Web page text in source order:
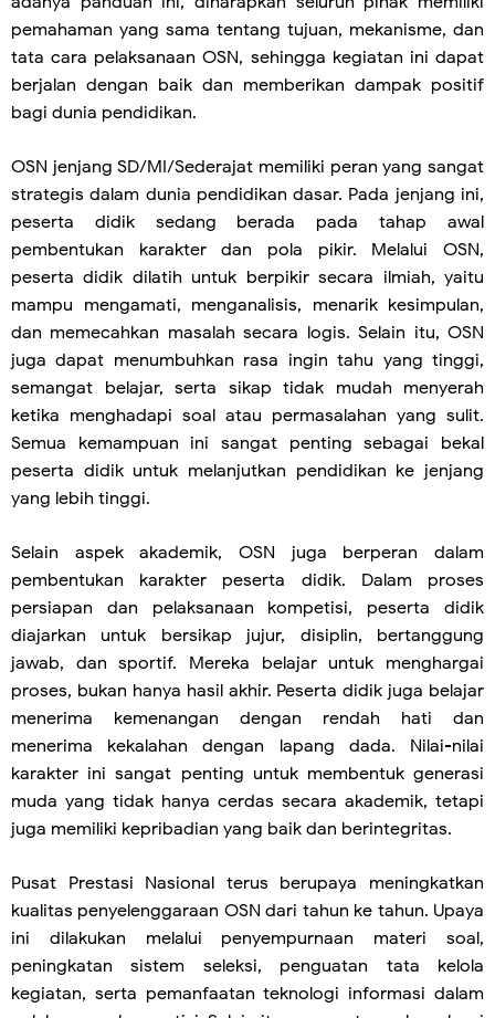
pemahaman yang sama tentang tujuan, mekanisme, dan
tata cara pelaksanaan OSN, sehingga kegiatan ini dapat
berjalan dengan baik dan memberikan dampak positif
bagi dunia pendidikan.
OSN jenjang SD/MI/Sederajat memiliki peran yang sangat
strategis dalam dunia pendidikan dasar. Pada jenjang ini,
peserta didik sedang berada pada tahap awal
pembentukan karakter dan pola pikir. Melalui OSN,
peserta didik dilatih untuk berpikir secara ilmiah, yaitu
mampu mengamati, menganalisis, menarik kesimpulan,
dan memecahkan masalah secara logis. Selain itu, OSN
juga dapat menumbuhkan rasa ingin tahu yang tinggi,
semangat belajar, serta sikap tidak mudah menyerah
ketika menghadapi soal atau permasalahan yang sulit.
Semua kemampuan ini sangat penting sebagai bekal
peserta didik untuk melanjutkan pendidikan ke jenjang
yang lebih tinggi.
Selain aspek akademik, OSN juga berperan dalam
pembentukan karakter peserta didik. Dalam proses
persiapan dan pelaksanaan kompetisi, peserta didik
diajarkan untuk bersikap jujur, disiplin, bertanggung
jawab, dan sportif. Mereka belajar untuk menghargai
proses, bukan hanya hasil akhir. Peserta didik juga belajar
menerima kemenangan dengan rendah hati dan
menerima kekalahan dengan lapang dada. Nilai-nilai
karakter ini sangat penting untuk membentuk generasi
muda yang tidak hanya cerdas secara akademik, tetapi
juga memiliki kepribadian yang baik dan berintegritas.
Pusat Prestasi Nasional terus berupaya meningkatkan
kualitas penyelenggaraan OSN dari tahun ke tahun. Upaya
ini dilakukan melalui penyempurnaan materi soal,
peningkatan sistem seleksi, penguatan tata kelola
kegiatan, serta pemanfaatan teknologi informasi dalam